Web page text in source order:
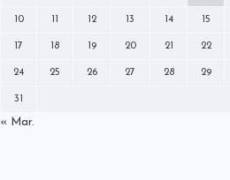
指導者
10 12 13 14 15
17 18 19 20 21 22
24 25 26 27 28 29
31
« Mar.